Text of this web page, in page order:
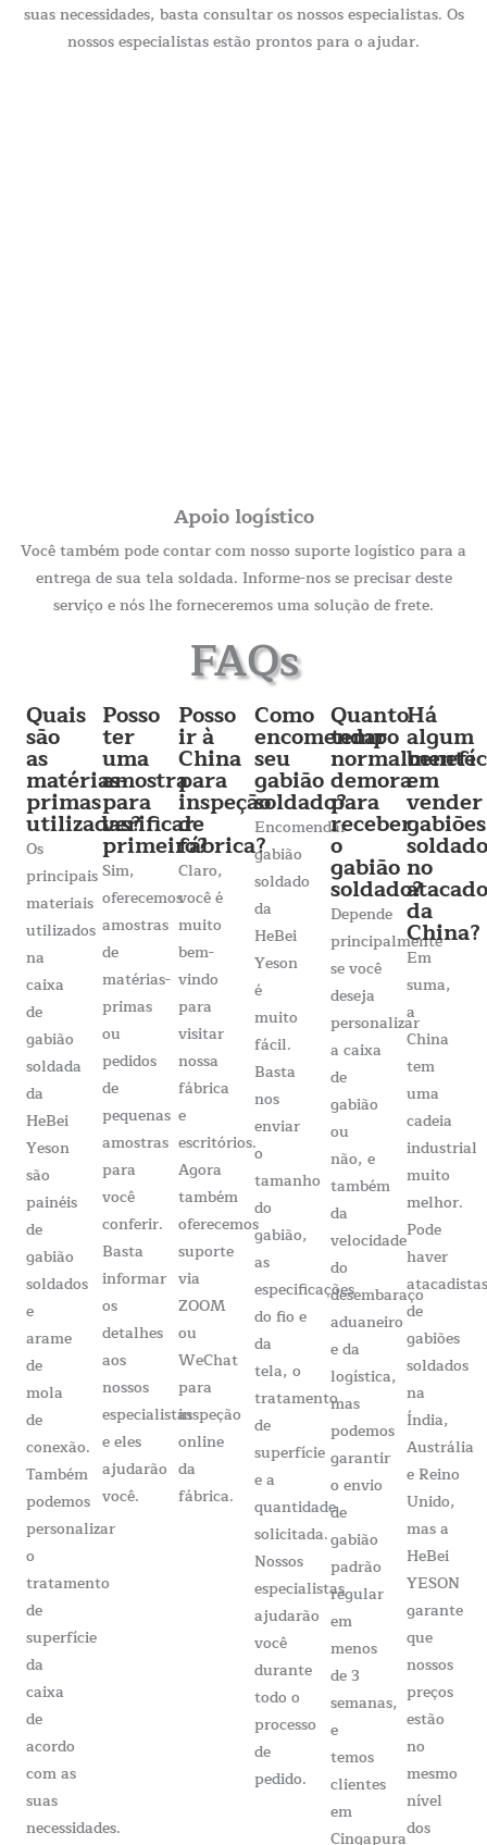
suas necessidades, basta consultar os nossos especialistas. Os
nossos especialistas estão prontos para o ajudar.
Apoio logístico
Você também pode contar com nosso suporte logístico para a
entrega de sua tela soldada. Informe-nos se precisar deste
serviço e nós lhe forneceremos uma solução de frete.
FAQs
Quais
são
as
matérias-
primas
utilizadas?
Os
principais
materiais
utilizados
na
caixa
de
gabião
soldada
da
HeBei
Yeson
são
painéis
de
gabião
soldados
e
arame
de
mola
de
conexão.
Também
podemos
personalizar
o
tratamento
de
superfície
da
caixa
de
acordo
com as
suas
necessidades.
Posso
ter
uma
amostra
para
verificar
primeiro?
Sim,
oferecemos
amostras
de
matérias-
primas
ou
pedidos
de
pequenas
amostras
para
você
conferir.
Basta
informar
os
detalhes
aos
nossos
especialistas
e eles
ajudarão
você.
Posso
ir à
China
para
inspeção
de
fábrica?
Claro,
você é
muito
bem-
vindo
para
visitar
nossa
fábrica
e
escritórios.
Agora
também
oferecemos
suporte
via
ZOOM
ou
WeChat
para
inspeção
online
da
fábrica.
Como
encomendar
seu
gabião
soldado?
Encomendar
gabião
soldado
da
HeBei
Yeson
é
muito
fácil.
Basta
nos
enviar
o
tamanho
do
gabião,
as
especificações
do fio e
da
tela, o
tratamento
de
superfície
e a
quantidade
solicitada.
Nossos
especialistas
ajudarão
você
durante
todo o
processo
de
pedido.
Quanto
tempo
normalmente
demora
para
receber
o
gabião
soldado?
Depende
principalmente
se você
deseja
personalizar
a caixa
de
gabião
ou
não, e
também
da
velocidade
do
desembaraço
aduaneiro
e da
logística,
mas
podemos
garantir
o envio
de
gabião
padrão
regular
em
menos
de 3
semanas,
e
temos
clientes
em
Cingapura
Há
algum
em
vender
gabiões
no
atacado
da
China?
Em
suma,
a
China
tem
uma
cadeia
industrial
muito
melhor.
Pode
haver
atacadistas
de
gabiões
soldados
na
Índia,
Austrália
e Reino
Unido,
mas a
HeBei
YESON
garante
que
nossos
preços
estão
no
mesmo
nível
dos